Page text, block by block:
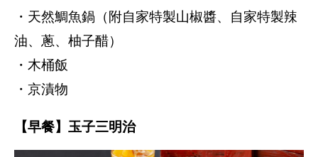
・天然鯛魚鍋（附自家特製山椒醬、自家特製辣
油、蔥、柚子醋）
・木桶飯
・京漬物
【早餐】玉子三明治